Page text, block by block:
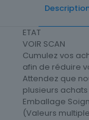
ETAT
VOIR SCAN
Cumulez vos
afin de réduire
Attendez que
plusieurs
Emballage
(Valeurs